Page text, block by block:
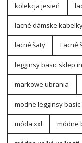
kolekcja jesień
lacné dámske
lacné šaty Lacné
legginsy basic sklep
markowe ubrania
modne legginsy basic
móda xxl módne